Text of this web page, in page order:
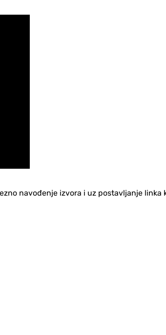
navođenje izvora i uz postavljanje linka